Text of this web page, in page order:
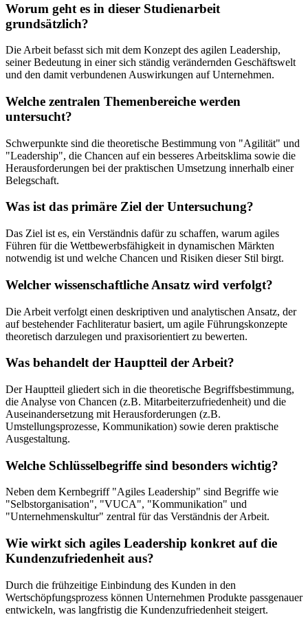
Worum geht es in dieser Studienarbeit
grundsätzlich?
Die Arbeit befasst sich mit dem Konzept des agilen Leadership,
seiner Bedeutung in einer sich ständig verändernden Geschäftswelt
und den damit verbundenen Auswirkungen auf Unternehmen.
Welche zentralen Themenbereiche werden
untersucht?
Schwerpunkte sind die theoretische Bestimmung von "Agilität" und
"Leadership", die Chancen auf ein besseres Arbeitsklima sowie die
Herausforderungen bei der praktischen Umsetzung innerhalb einer
Belegschaft.
Was ist das primäre Ziel der Untersuchung?
Das Ziel ist es, ein Verständnis dafür zu schaffen, warum agiles
Führen für die Wettbewerbsfähigkeit in dynamischen Märkten
notwendig ist und welche Chancen und Risiken dieser Stil birgt.
Welcher wissenschaftliche Ansatz wird verfolgt?
Die Arbeit verfolgt einen deskriptiven und analytischen Ansatz, der
auf bestehender Fachliteratur basiert, um agile Führungskonzepte
theoretisch darzulegen und praxisorientiert zu bewerten.
Was behandelt der Hauptteil der Arbeit?
Der Hauptteil gliedert sich in die theoretische Begriffsbestimmung,
die Analyse von Chancen (z.B. Mitarbeiterzufriedenheit) und die
Auseinandersetzung mit Herausforderungen (z.B.
Umstellungsprozesse, Kommunikation) sowie deren praktische
Ausgestaltung.
Welche Schlüsselbegriffe sind besonders wichtig?
Neben dem Kernbegriff "Agiles Leadership" sind Begriffe wie
"Selbstorganisation", "VUCA", "Kommunikation" und
"Unternehmenskultur" zentral für das Verständnis der Arbeit.
Wie wirkt sich agiles Leadership konkret auf die
Kundenzufriedenheit aus?
Durch die frühzeitige Einbindung des Kunden in den
Wertschöpfungsprozess können Unternehmen Produkte passgenauer
entwickeln, was langfristig die Kundenzufriedenheit steigert.